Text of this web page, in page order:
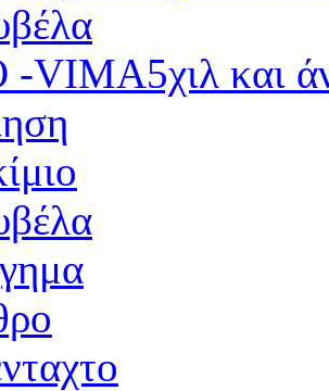
-VIMA5χιλ και